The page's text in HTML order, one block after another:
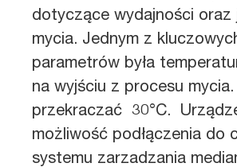
dotyczące wydajności oraz
mycia. Jednym z
parametrów była
na wyjściu z procesu mycia.
przekraczać 30°C.
możliwość podłączenia do
systemu zarzadzania